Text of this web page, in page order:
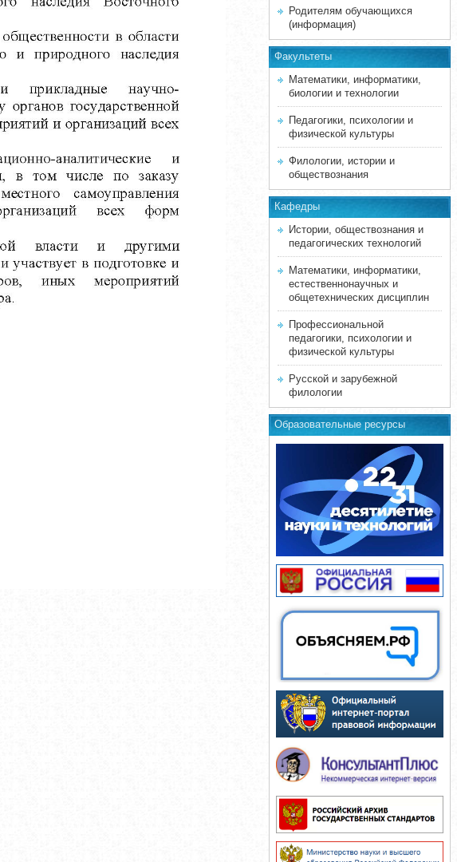
Родителям обучающихся
(информация)
Факультеты
Математики, информатики,
биологии и технологии
Педагогики, психологии и
физической культуры
Филологии, истории и
обществознания
Кафедры
Истории, обществознания и
педагогических технологий
Математики, информатики,
естественнонаучных и
общетехнических дисциплин
Профессиональной
педагогики, психологии и
физической культуры
Русской и зарубежной
филологии
Образовательные ресурсы